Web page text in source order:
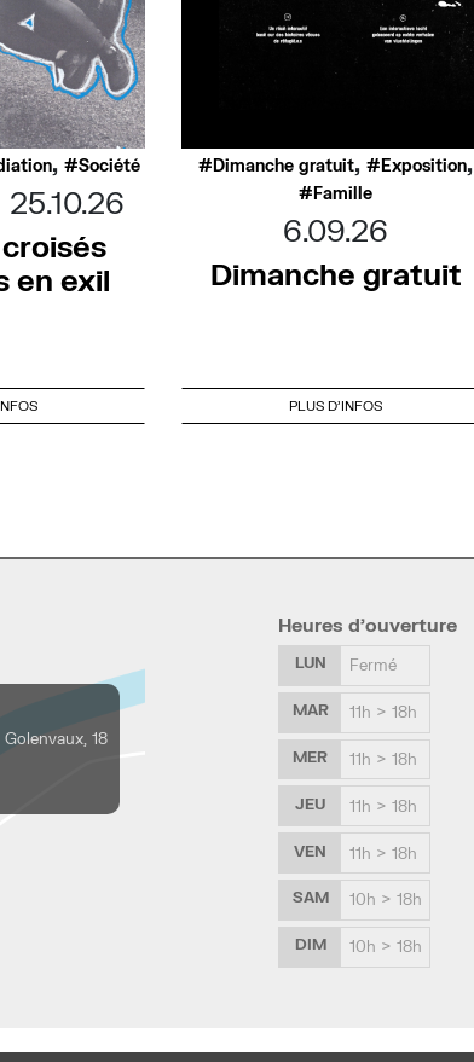
, Société
25.10.26
en exil
Dimanche gratuit, Exposition,
Famille
6.09.26
Dimanche gratuit
PLUS D'INFOS
18
Heures d’ouverture
LUN Fermé
MAR 11h > 18h
MER 11h > 18h
JEU 11h > 18h
VEN 11h > 18h
SAM 10h > 18h
DIM 10h > 18h